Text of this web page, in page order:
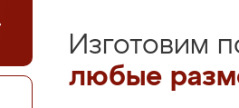
Изготовим
любые